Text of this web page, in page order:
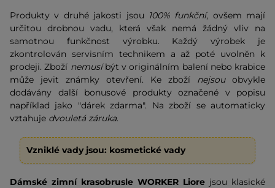
Produkty v druhé jakosti jsou 100% funkční, ovšem mají
určitou drobnou vadu, která však nemá žádný vliv na
samotnou funkčnost výrobku. Každý výrobek je
zkontrolován servisním technikem a až poté uvolněn k
prodeji. Zboží nemusíbýt v originálním balení nebo krabice
může jevit známky otevření. Ke zboží nejsou obvykle
dodávány další bonusové produkty označené v popisu
například jako "dárek zdarma". Na zboží se automaticky
vztahuje dvouletá záruka.
Vzniklé vady jsou: kosmetické vady
Dámské zimní krasobrusle WORKER Liore jsou klasické